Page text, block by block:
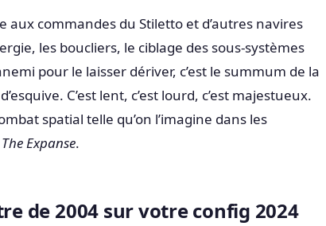
aux commandes du Stiletto et d’autres navires
les boucliers, le ciblage des sous-systèmes
pour le laisser dériver, c’est le summum de la
C’est lent, c’est lourd, c’est majestueux.
spatial telle qu’on l’imagine dans les
The Expanse.
de 2004 sur votre config 2024